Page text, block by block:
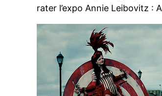
rater l’expo Annie Leibovitz :